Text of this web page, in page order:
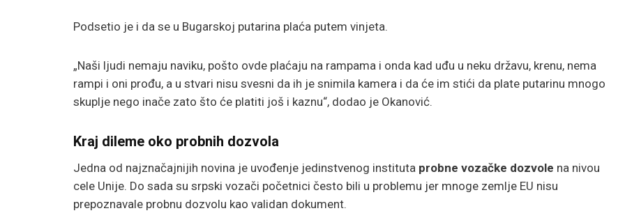
Podsetio je i da se u Bugarskoj putarina plaća putem vinjeta.
„Naši ljudi nemaju naviku, pošto ovde plaćaju na rampama i onda kad uđu u neku državu, krenu, nema
rampi i oni prođu, a u stvari nisu svesni da ih je snimila kamera i da će im stići da plate putarinu mnogo
skuplje nego inače zato što će platiti još i kaznu“, dodao je Okanović.
Kraj dileme oko probnih dozvola
Jedna od najznačajnijih novina je uvođenje jedinstvenog instituta probne vozačke dozvole na nivou
cele Unije. Do sada su srpski vozači početnici često bili u problemu jer mnoge zemlje EU nisu
prepoznavale probnu dozvolu kao validan dokument.